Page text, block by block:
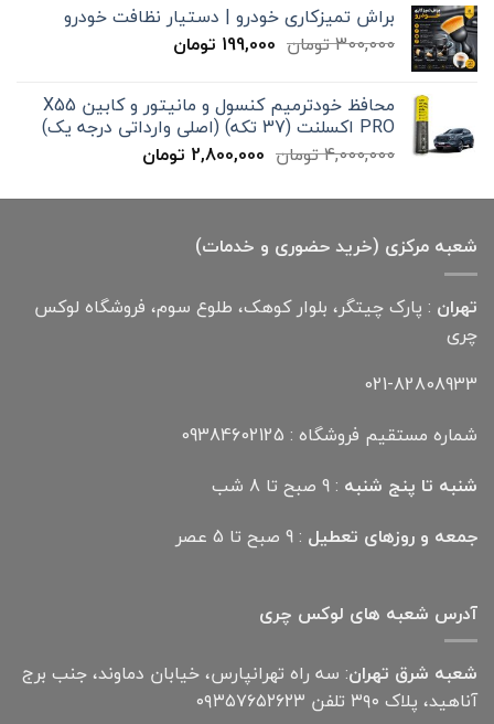
تا
براش تمیزکاری خودرو | دستیار نظافت خودرو
300,000تومان قیمت
بود.
199,000 تومانقیمت
199,000 تومان
است. محافظ خودترمیم کنسول و مانیتور و کابین X55
PRO اکسلنت (37 تکه) (اصلی وارداتی درجه یک)
4,000,000تومان قیمت
4,000,000 تومان
2,800,000 تومانقیمت
2,800,000 تومان
شعبه مرکزی (خرید حضوری و خدمات)
تهران : پارک چیتگر، بلوار کوهک، طلوع سوم، فروشگاه لوکس
چری
021-82808933
شماره مستقیم فروشگاه : 09384602125
شنبه تا پنج شنبه : 9 صبح تا 8 شب
جمعه و روزهای تعطیل : 9 صبح تا 5 عصر
آدرس شعبه های لوکس چری
شعبه شرق تهران: سه راه تهرانپارس، خیابان دماوند، جنب برج
آناهید، پلاک ۳۹۰ تلفن ۰۹۳۵۷۶۵۲۶۲۳